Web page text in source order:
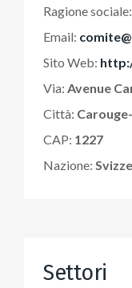
Ragione sociale:
Email:
Sito Web:
Via: Avenue
Città:
CAP: 1227
Nazione:
Settori